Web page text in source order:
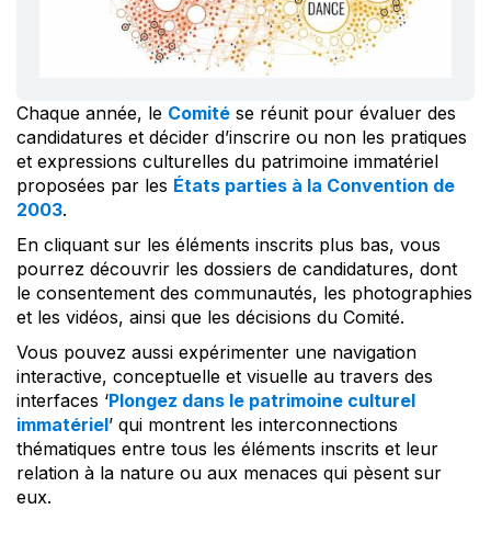
Chaque année, le Comité se réunit pour évaluer des
candidatures et décider d’inscrire ou non les pratiques
et expressions culturelles du patrimoine immatériel
proposées par les États parties à la Convention de
2003.
En cliquant sur les éléments inscrits plus bas, vous
pourrez découvrir les dossiers de candidatures, dont
le consentement des communautés, les photographies
et les vidéos, ainsi que les décisions du Comité.
Vous pouvez aussi expérimenter une navigation
interactive, conceptuelle et visuelle au travers des
interfaces ‘Plongez dans le patrimoine culturel
immatériel’ qui montrent les interconnections
thématiques entre tous les éléments inscrits et leur
relation à la nature ou aux menaces qui pèsent sur
eux.